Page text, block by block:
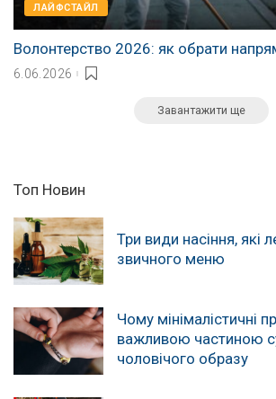
ЛАЙФСТАЙЛ
Волонтерство 2026: як обрати
6.06.2026
Завантажити ще
Топ Новин
Три види насіння, які
звичного меню
Чому мінімалістичні
важливою частиною
чоловічого образу